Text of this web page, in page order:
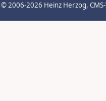
© 2006-2026 Heinz Herzog,